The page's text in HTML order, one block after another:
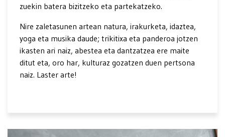
zuekin batera bizitzeko eta partekatzeko.
Nire zaletasunen artean natura, irakurketa, idaztea,
yoga eta musika daude; trikitixa eta panderoa jotzen
ikasten ari naiz, abestea eta dantzatzea ere maite
ditut eta, oro har, kulturaz gozatzen duen pertsona
naiz. Laster arte!